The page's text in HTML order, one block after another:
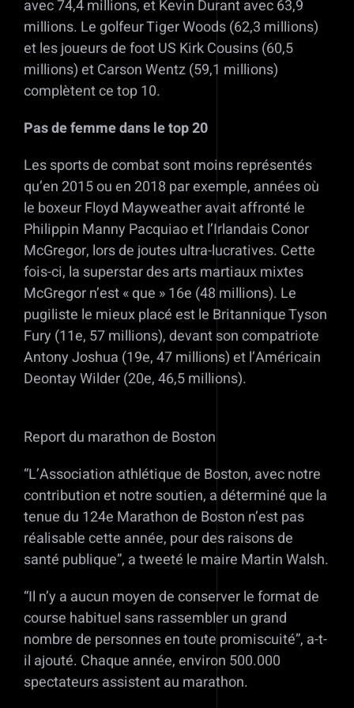
avec 74,4 millions, et Kevin Durant avec 63,9
millions. Le golfeur Tiger Woods (62,3 millions)
et les joueurs de foot US Kirk Cousins (60,5
millions) et Carson Wentz (59,1 millions)
complètent ce top 10.
Pas de femme dans le top 20
Les sports de combat sont moins représentés
qu’en 2015 ou en 2018 par exemple, années où
le boxeur Floyd Mayweather avait affronté le
Philippin Manny Pacquiao et l’Irlandais Conor
McGregor, lors de joutes ultra-lucratives. Cette
fois-ci, la superstar des arts martiaux mixtes
McGregor n’est « que » 16e (48 millions). Le
pugiliste le mieux placé est le Britannique Tyson
Fury (11e, 57 millions), devant son compatriote
Antony Joshua (19e, 47 millions) et l’Américain
Deontay Wilder (20e, 46,5 millions).
Report du marathon de Boston
“L’Association athlétique de Boston, avec notre
contribution et notre soutien, a déterminé que la
tenue du 124e Marathon de Boston n’est pas
réalisable cette année, pour des raisons de
santé publique”, a tweeté le maire Martin Walsh.
“Il n’y a aucun moyen de conserver le format de
course habituel sans rassembler un grand
nombre de personnes en toute promiscuité”, a-t-
il ajouté. Chaque année, environ 500.000
spectateurs assistent au marathon.